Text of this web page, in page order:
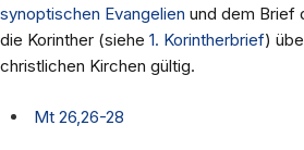
synoptischen Evangelien und dem Brief
die Korinther (siehe 1. Korintherbrief)
christlichen Kirchen gültig.
Mt 26,26-28